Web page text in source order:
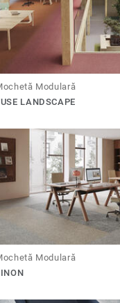
Modulară
LANDSCAPE
Modulară